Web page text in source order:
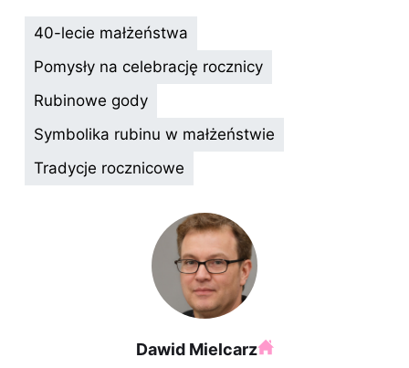
c
e
b
o
o
k
er
e
k
e
dI
o di
40-lecie małżeństwa
Pomysły na celebrację rocznicy
Rubinowe gody
Symbolika rubinu w małżeństwie
Tradycje rocznicowe
Dawid Mielcarz